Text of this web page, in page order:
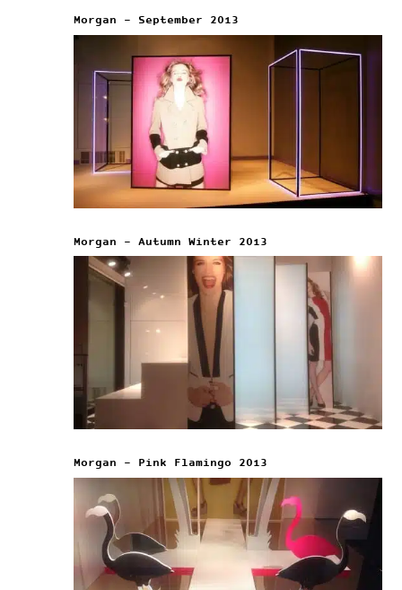
Morgan – September 2013
Morgan – Autumn Winter 2013
Morgan – Pink Flamingo 2013